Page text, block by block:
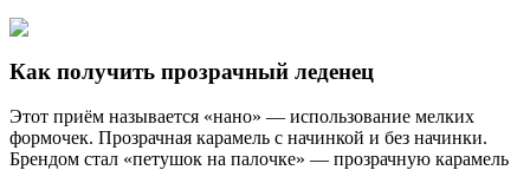
Как получить прозрачный леденец
Этот приём называется «нано» — использование мелких
формочек. Прозрачная карамель с начинкой и без начинки.
Брендом стал «петушок на палочке» — прозрачную карамель